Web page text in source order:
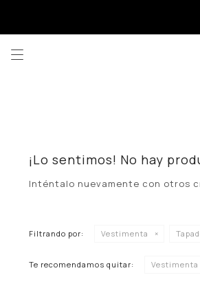

¡Lo sentimos! No hay
Inténtalo nuevamente con otros
Filtrando por: Vestimenta
Te recomendamos quitar: Vestimenta